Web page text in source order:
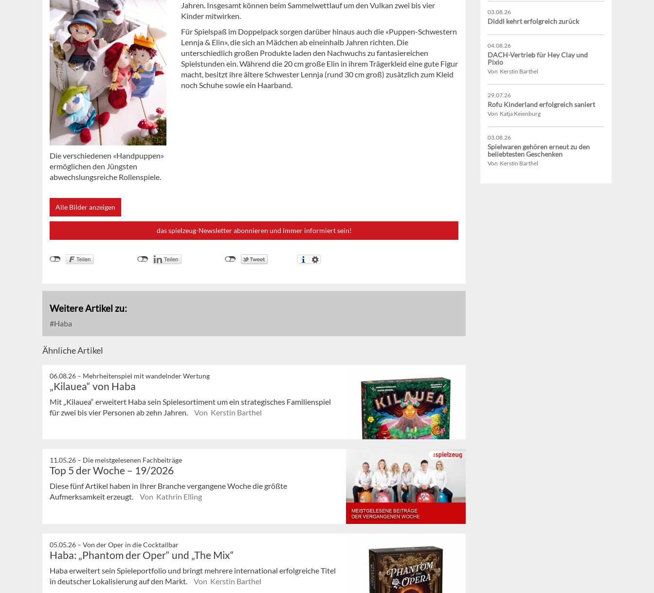
Die verschiedenen «Handpuppen»
ermöglichen den Jüngsten
abwechslungsreiche Rollenspiele.
Alle Bilder anzeigen
Jahren. Insgesamt können beim Sammelwettlauf um den Vulkan zwei bis vier
Kinder mitwirken.
Für Spielspaß im Doppelpack sorgen darüber hinaus auch die «Puppen-Schwestern
Lennja & Elin», die sich an Mädchen ab eineinhalb Jahren richten. Die
unterschiedlich großen Produkte laden den Nachwuchs zu fantasiereichen
Spielstunden ein. Während die 20 cm große Elin in ihrem Trägerkleid eine gute Figur
macht, besitzt ihre ältere Schwester Lennja (rund 30 cm groß) zusätzlich zum Kleid
noch Schuhe sowie ein Haarband.
das spielzeug-Newsletter abonnieren und immer informiert sein!
Weitere Artikel zu:
Haba
Ähnliche Artikel
06.08.26 – Mehrheitenspiel mit wandelnder Wertung
„Kilauea“ von Haba
Mit „Kilauea“ erweitert Haba sein Spielesortiment um ein strategisches Familienspiel
für zwei bis vier Personen ab zehn Jahren.
Von Kerstin Barthel
11.05.26 – Die meistgelesenen Fachbeiträge
Top 5 der Woche – 19/2026
Diese fünf Artikel haben in Ihrer Branche vergangene Woche die größte
Aufmerksamkeit erzeugt.
Von Kathrin Elling
05.05.26 – Von der Oper in die Cocktailbar
Haba: „Phantom der Oper“ und „The Mix“
Haba erweitert sein Spieleportfolio und bringt mehrere international erfolgreiche Titel
in deutscher Lokalisierung auf den Markt.
Von Kerstin Barthel
03.08.26
Diddl kehrt erfolgreich zurück
04.08.26
DACH-Vertrieb für Hey Clay und
Pixio
Von Kerstin Barthel
29.07.26
Rofu Kinderland erfolgreich saniert
Von Katja Keienburg
03.08.26
Spielwaren gehören erneut zu den
beliebtesten Geschenken
Von Kerstin Barthel